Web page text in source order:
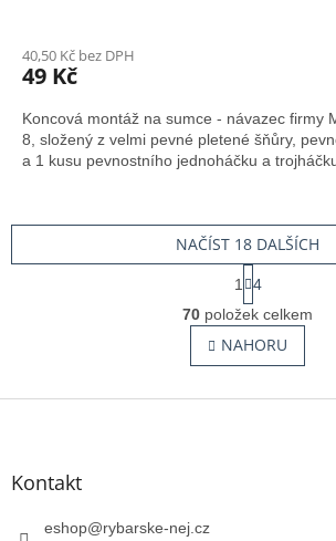
40,50 Kč bez DPH
49 Kč
Koncová montáž na sumce - návazec firmy
8, složený z velmi pevné pletené šňůry,
a 1 kusu pevnostního jednoháčku a
O
v
l
á
NAČÍST 18 DALŠÍCH
S
t
r
á
n
k
v
1
4
70 položek celkem
NAHORU
Z
Kontakt
eshop@rybarske-nej.cz